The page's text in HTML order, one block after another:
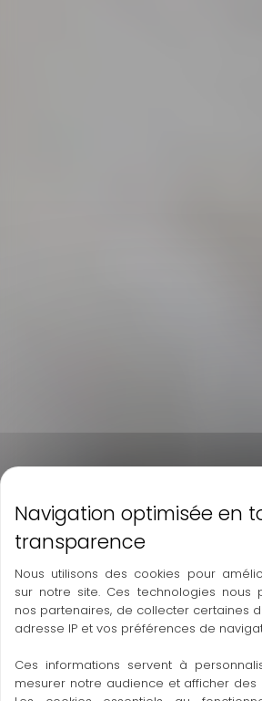
Nous utilisons des cookies pour
sur notre site. Ces technologies nous
nos partenaires, de collecter certaines
adresse IP et vos préférences de
Ces informations servent à
mesurer notre audience et afficher des